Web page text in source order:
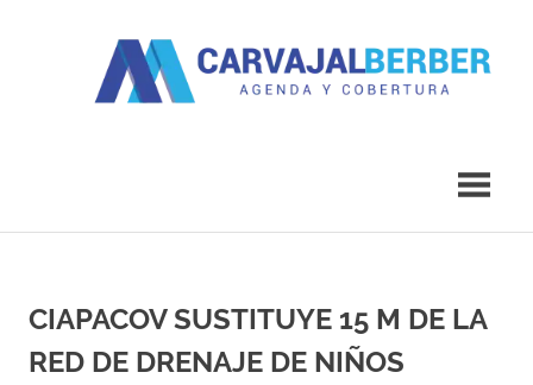
CIAPACOV SUSTITUYE 15 M DE LA
RED DE DRENAJE DE NIÑOS